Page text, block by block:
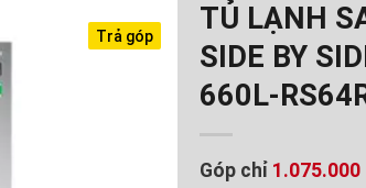
Trả góp
TỦ LẠNH
SIDE BY
660L-
Góp chỉ 1.075.000